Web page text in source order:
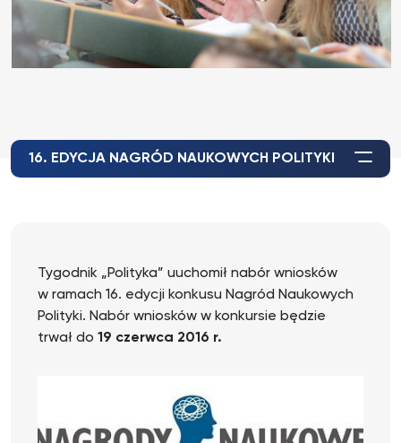
16. EDYCJA NAGRÓD NAUKOWYCH POLITYKI
Tygodnik „Polityka” uuchomił nabór wniosków
w ramach 16. edycji konkusu Nagród Naukowych
Polityki. Nabór wniosków w konkursie będzie
trwał do 19 czerwca 2016 r.